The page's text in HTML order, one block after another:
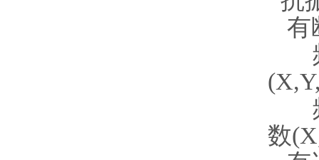
有
频
频
数